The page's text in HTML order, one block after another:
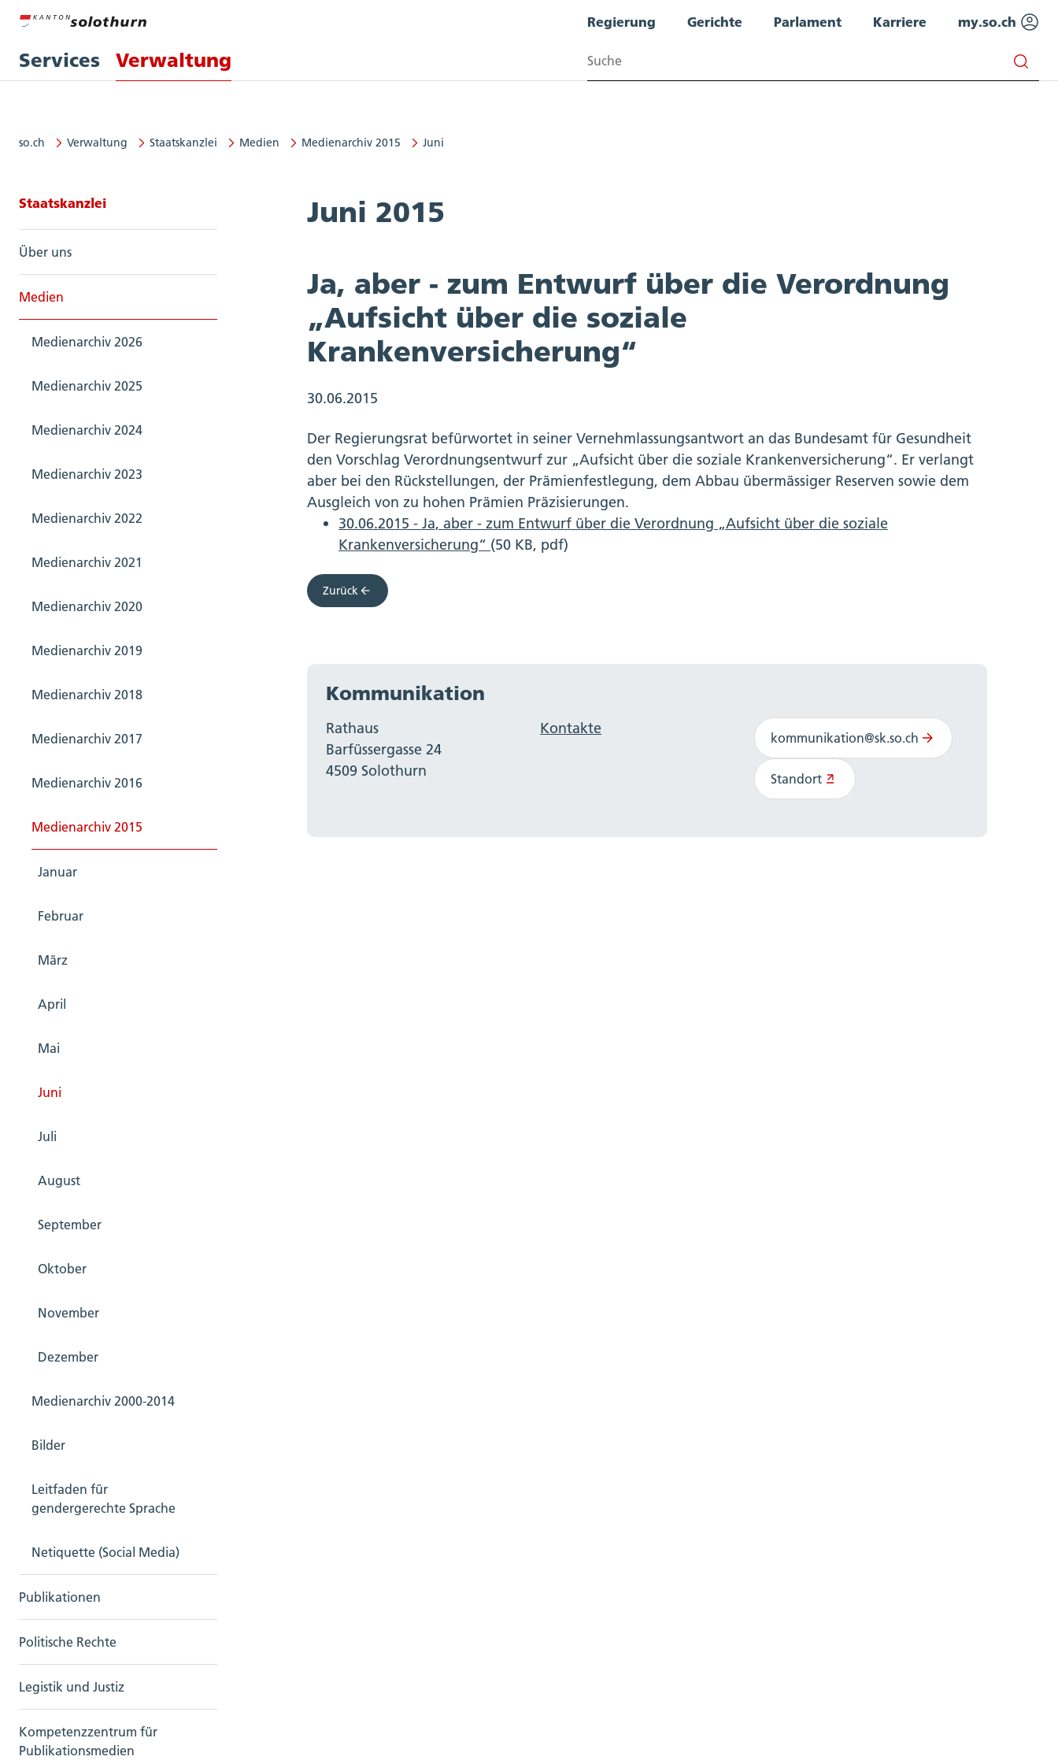
Services Verwaltung
Regierung Gerichte Parlament Karriere my.so.ch
Suchen
so.ch Verwaltung Staatskanzlei Medien Medienarchiv 2015 Juni
Seitennavigation: Staatskanzlei
Staatskanzlei
Über uns
Medien
Medienarchiv 2026
Medienarchiv 2025
Medienarchiv 2024
Medienarchiv 2023
Medienarchiv 2022
Medienarchiv 2021
Medienarchiv 2020
Medienarchiv 2019
Medienarchiv 2018
Medienarchiv 2017
Medienarchiv 2016
Medienarchiv 2015
Januar
Februar
März
April
Mai
Juni
Juli
August
September
Oktober
November
Dezember
Medienarchiv 2000-2014
Bilder
Leitfaden für
gendergerechte Sprache
Netiquette (Social Media)
Publikationen
Politische Rechte
Legistik und Justiz
Kompetenzzentrum für
Publikationsmedien
Juni 2015
Ja, aber - zum Entwurf über die Verordnung
„Aufsicht über die soziale
Krankenversicherung“
30.06.2015
Der Regierungsrat befürwortet in seiner Vernehmlassungsantwort an das Bundesamt für Gesundheit
den Vorschlag Verordnungsentwurf zur „Aufsicht über die soziale Krankenversicherung“. Er verlangt
aber bei den Rückstellungen, der Prämienfestlegung, dem Abbau übermässiger Reserven sowie dem
Ausgleich von zu hohen Prämien Präzisierungen.
30.06.2015 - Ja, aber - zum Entwurf über die Verordnung „Aufsicht über die soziale
Krankenversicherung“ (50 KB, pdf)
Zurück
Kommunikation
Rathaus
Barfüssergasse 24
4509 Solothurn
Kontakte
kommunikation@sk.so.ch
Standort